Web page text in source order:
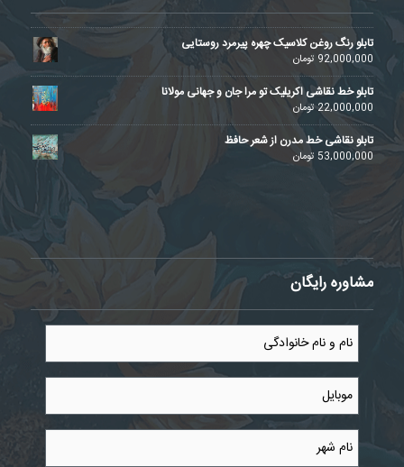
تابلو رنگ روغن کلاسیک چهره پیرمرد روستایی
92,000,000 تومان
تابلو خط نقاشی اکریلیک تو مرا جان و جهانی مولانا
22,000,000تومان
تابلو نقاشی خط مدرن از شعر حافظ
53,000,000 تومان
مشاوره رایگان
نام
نام
خانوادگی
موبایل
نام
شهر *